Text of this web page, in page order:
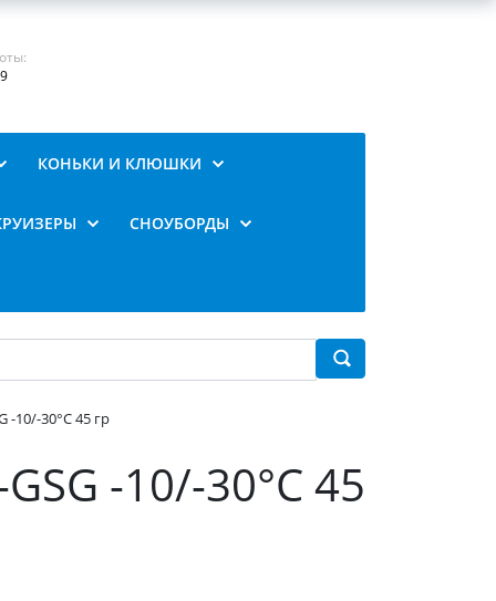
КОНЬКИ И КЛЮШКИ
СНОУБОРДЫ
-10/-30°C 45 гр
-10/-30°C 45